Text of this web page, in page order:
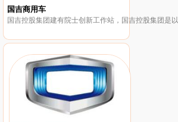
国吉商用车
国吉控股集团建有院士创新工作站，国吉控股集团是